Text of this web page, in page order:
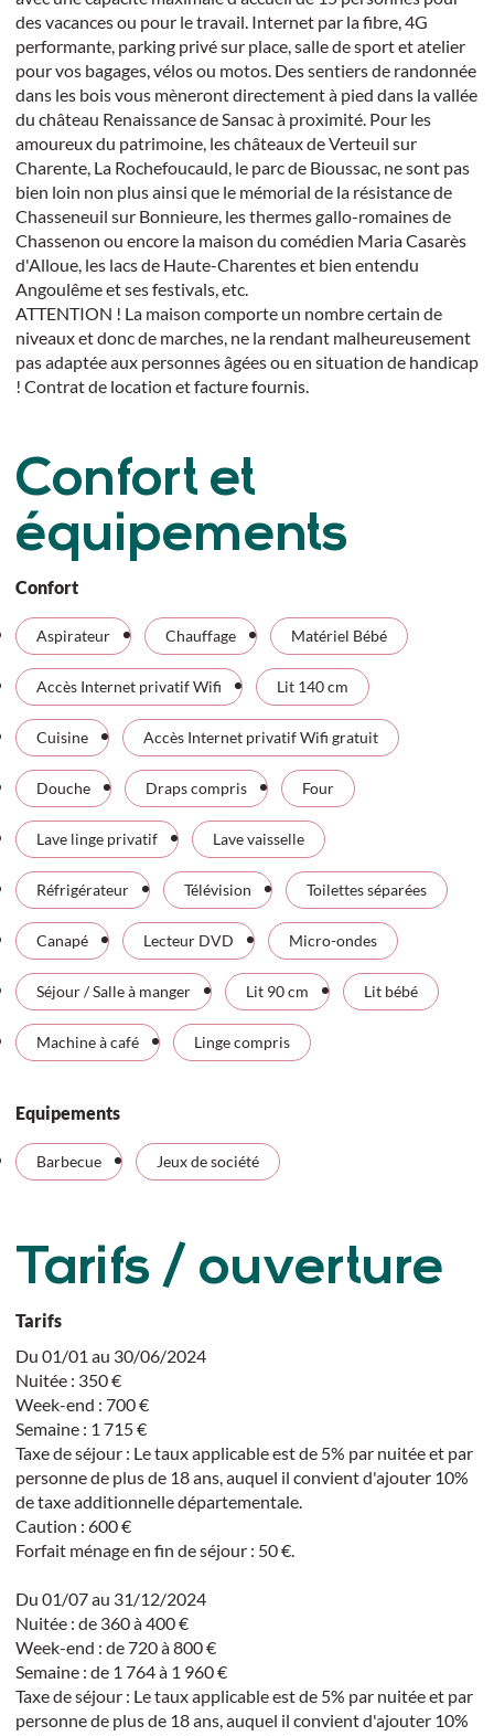
des vacances ou pour le travail. Internet par la fibre, 4G
performante, parking privé sur place, salle de sport et atelier
pour vos bagages, vélos ou motos. Des sentiers de randonnée
dans les bois vous mèneront directement à pied dans la vallée
du château Renaissance de Sansac à proximité. Pour les
amoureux du patrimoine, les châteaux de Verteuil sur
Charente, La Rochefoucauld, le parc de Bioussac, ne sont pas
bien loin non plus ainsi que le mémorial de la résistance de
Chasseneuil sur Bonnieure, les thermes gallo-romaines de
Chassenon ou encore la maison du comédien Maria Casarès
d'Alloue, les lacs de Haute-Charentes et bien entendu
Angoulême et ses festivals, etc.
ATTENTION ! La maison comporte un nombre certain de
niveaux et donc de marches, ne la rendant malheureusement
pas adaptée aux personnes âgées ou en situation de handicap
! Contrat de location et facture fournis.
Confort et
équipements
Confort
Aspirateur Chauffage Matériel Bébé
Accès Internet privatif Wifi Lit 140 cm
Cuisine Accès Internet privatif Wifi gratuit
Douche Draps compris Four
Lave linge privatif Lave vaisselle
Réfrigérateur Télévision Toilettes séparées
Canapé Lecteur DVD Micro-ondes
Séjour / Salle à manger Lit 90 cm Lit bébé
Machine à café Linge compris
Equipements
Barbecue Jeux de société
Tarifs / ouverture
Tarifs
Du 01/01 au 30/06/2024
Nuitée : 350 €
Week-end : 700 €
Semaine : 1 715 €
Taxe de séjour : Le taux applicable est de 5% par nuitée et par
personne de plus de 18 ans, auquel il convient d'ajouter 10%
de taxe additionnelle départementale.
Caution : 600 €
Forfait ménage en fin de séjour : 50 €.
Du 01/07 au 31/12/2024
Nuitée : de 360 à 400 €
Week-end : de 720 à 800 €
Semaine : de 1 764 à 1 960 €
Taxe de séjour : Le taux applicable est de 5% par nuitée et par
personne de plus de 18 ans, auquel il convient d'ajouter 10%